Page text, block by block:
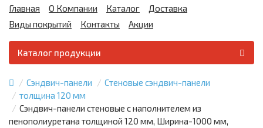
Главная О Компании Каталог
Доставка
Виды покрытий
Контакты Акции
Каталог продукции
Сэндвич-панели
Стеновые сэндвич-панели
толщина 120 мм
Сэндвич-панели стеновые с наполнителем из
пенополиуретана толщиной 120 мм, Ширина-1000 мм,